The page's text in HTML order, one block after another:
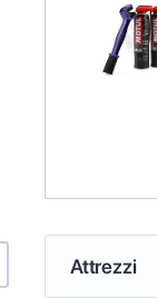
Attrezzi